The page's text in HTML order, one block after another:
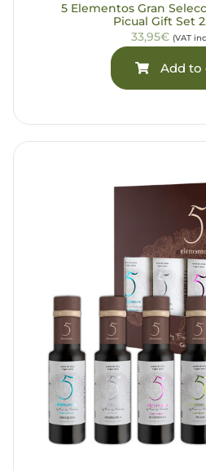
5 Elementos Gran
Picual Gift Set
33,95€ (VAT
Add to